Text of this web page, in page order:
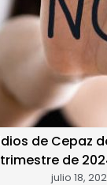
de Cepaz
de
julio 18,